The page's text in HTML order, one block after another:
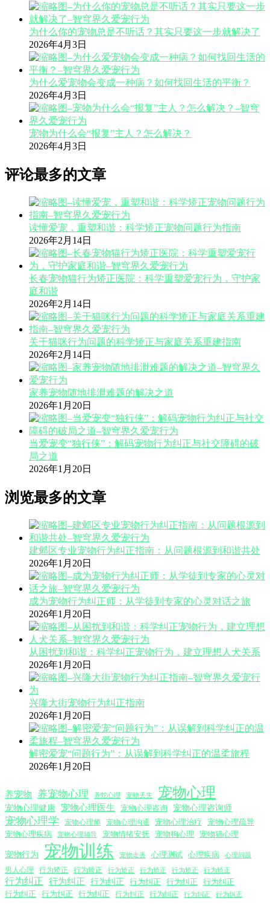
为什么你的宠物总是不听话？其实只要这一步就解决了
2026年4月3日
为什么爱宠物会变成一种病？如何找回生活的平衡？
2026年4月3日
宠物为什么会“报复”主人？怎么解决？
2026年4月3日
评论最多的文章
读懂爱宠，重塑和谐：科学矫正宠物问题行为指南
2026年2月14日
长春宠物猫行为矫正医院：科学重塑爱宠行为，守护家
庭和谐
2026年2月14日
关于猫咪行为问题的科学矫正与家庭关系重建指南
2026年2月14日
家养宠物随地排泄难题的解决之道
2026年1月20日
当爱宠变“独行侠”：解码宠物行为纠正与社交障碍的破
局之道
2026年1月20日
浏览最多的文章
建邺区专业宠物行为纠正指南：从问题根源到和谐共处
2026年1月20日
成为宠物行为纠正师：从学徒到专家的心灵对话之旅
2026年1月20日
从困扰到和谐：科学纠正宠物行为，建立理想人犬关系
2026年1月20日
兴隆大街宠物行为纠正指南
2026年1月20日
解密爱宠“问题行为”：从误解到科学纠正的温柔旅程
2026年1月20日
养宠物 养宠物心理 养蛇心理 宠物丢失 宠物心理
宠物心理健康 宠物心理医生 宠物心理咨询 宠物心理咨询师
宠物心理学 宠物心理师 宠物心理沟通 宠物心理治疗
宠物心理疏导
宠物心理疾病
宠物心理辅导 宠物情绪安抚 宠物狗心理 宠物猫心理
宠物行为 宠物训练 宠物走丢 心理测试 心理疾病 心理问题
男人心理 行为矫正 行为矫正 行为矫正 行为矫正 行为矫正 行为矫正
行为纠正 行为纠正 行为纠正 行为纠正 行为纠正
行为纠正
行为纠正
行为纠正 行为纠正 行为纠正 行为纠正 行为纠正 行为纠正